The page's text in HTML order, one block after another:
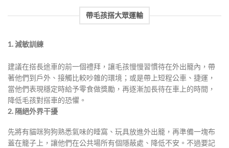
帶毛孩搭大眾運輸
1. 減敏訓練
建議在搭長途車的前一個禮拜，讓毛孩慢慢習慣待在外出籠內，帶
著他們到戶外、接觸比較吵雜的環境；或是帶上短程公車、捷運，
當他們表現穩定時給予零食做獎勵，再逐漸加長待在車上的時間，
降低毛孩對搭車的恐懼。
2. 隔絕外界干擾
先將有貓咪狗狗熟悉氣味的睡窩、玩具放進外出籠，再準備一塊布
蓋在籠子上，讓他們在公共場所有個隱蔽處、降低不安。不過要記